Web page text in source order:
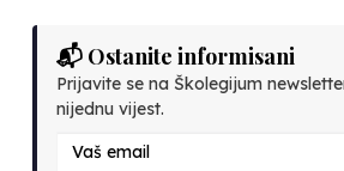
📬 Ostanite informisani
Prijavite se na Školegijum
nijednu vijest.